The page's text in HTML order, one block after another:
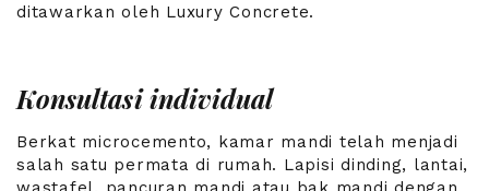
ditawarkan oleh Luxury Concrete.
Konsultasi individual
Berkat microcemento, kamar mandi telah menjadi
salah satu permata di rumah. Lapisi dinding, lantai,